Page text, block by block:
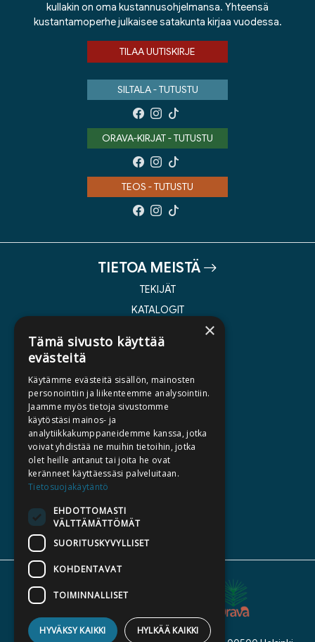
kullakin on oma kustannusohjelmansa. Yhteensä
kustantamoperhe julkaisee satakunta kirjaa vuodessa.
TILAA UUTISKIRJE
SILTALA - TUTUSTU
ORAVA-KIRJAT - TUTUSTU
TEOS - TUTUSTU
TIETOA MEISTÄ
TEKIJÄT
KATALOGIT
KIRJA TILAUSTYÖNÄ
MEDIALLE
LASKUTUSOSOITTEET
SILTALA.FI
ENNAKKOTILATTAVAT
LAHJAKORTTI
×
Tämä sivusto käyttää
evästeitä
Käytämme evästeitä sisällön, mainosten
personointiin ja liikenteemme analysointiin.
Jaamme myös tietoja sivustomme
käytöstäsi mainos- ja
analytiikkakumppaneidemme kanssa, jotka
voivat yhdistää ne muihin tietoihin, jotka
olet heille antanut tai joita he ovat
keränneet käyttäessäsi palveluitaan.
Tietosuojakäytäntö
EHDOTTOMASTI
VÄLTTÄMÄTTÖMÄT
SUORITUSKYVYLLISET
KOHDENTAVAT
TOIMINNALLISET
HYVÄKSY KAIKKI HYLKÄÄ KAIKKI